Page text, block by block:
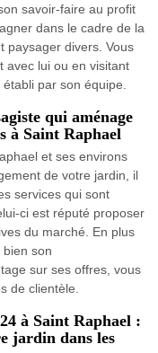
savoir-faire au profit
dans le cadre de la
paysager divers. Vous
avec lui ou en visitant
par son équipe.
qui aménage
à Saint Raphael
et ses environs
de votre jardin, il
services qui sont
ci est réputé proposer
du marché. En plus
son
sur ses offres, vous
de clientèle.
à Saint Raphael :
jardin dans les